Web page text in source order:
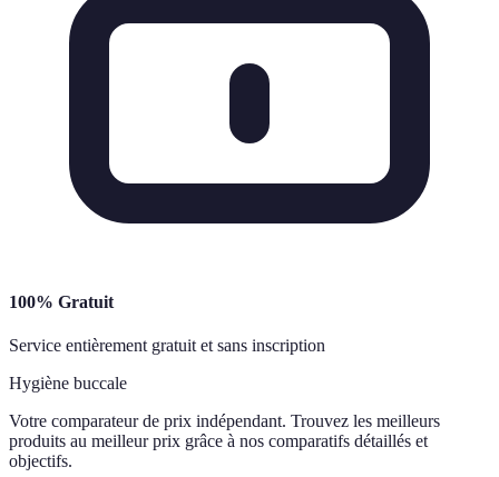
100% Gratuit
Service entièrement gratuit et sans inscription
Hygiène buccale
Votre comparateur de prix indépendant. Trouvez les meilleurs
produits au meilleur prix grâce à nos comparatifs détaillés et
objectifs.